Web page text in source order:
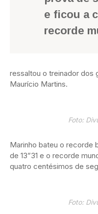
e ficou a
recorde
ressaltou o treinador dos
Maurício Martins.
Foto:
Marinho bateu o recorde
de 13”31 e o recorde
quatro centésimos de
Foto: